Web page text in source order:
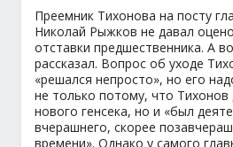
Преемник Тихонова на посту
Николай Рыжков не давал
отставки предшественника. А
рассказал. Вопрос об уходе
«решался непросто», но его
не только потому, что Тихонов
нового генсека, но и «был
вчерашнего, скорее
времени». Однако у самого